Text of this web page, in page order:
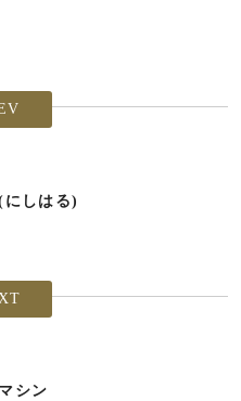
しはる)
シン